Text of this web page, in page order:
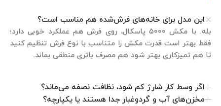
این مدل برای خانه‌های فرش‌شده هم مناسب است؟
بله. با مکش ۵۰۰۰ پاسکال، روی فرش هم عملکرد خوبی دارد؛
فقط بهتر است قدرت مکش را متناسب با نوع فرش تنظیم کنید
تا هم تمیزکاری بهتر شود هم مصرف باتری منطقی بماند.
اگر وسط کار شارژ کم شود، نظافت نصفه می‌ماند؟
مخزن‌های آب و گردوغبار جدا هستند یا یکپارچه؟